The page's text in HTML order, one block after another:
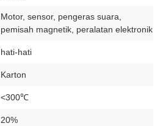
Motor, sensor, pengeras suara,
pemisah magnetik, peralatan elektronik
hati-hati
Karton
<300℃
20%